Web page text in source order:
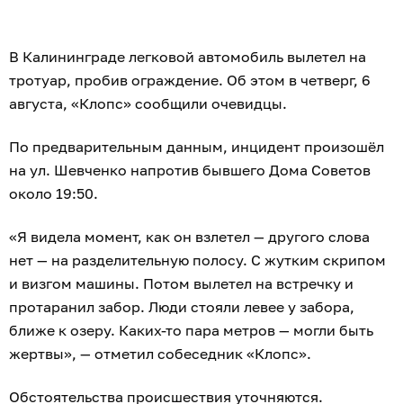
В Калининграде легковой автомобиль вылетел на
тротуар, пробив ограждение. Об этом в четверг, 6
августа, «Клопс» сообщили очевидцы.
По предварительным данным, инцидент произошёл
на ул. Шевченко напротив бывшего Дома Советов
около 19:50.
«Я видела момент, как он взлетел — другого слова
нет — на разделительную полосу. С жутким скрипом
и визгом машины. Потом вылетел на встречку и
протаранил забор. Люди стояли левее у забора,
ближе к озеру. Каких-то пара метров — могли быть
жертвы», — отметил собеседник «Клопс».
Обстоятельства происшествия уточняются.